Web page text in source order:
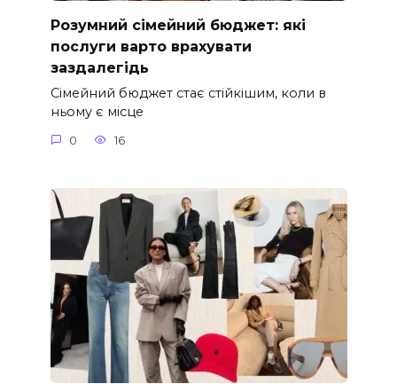
Розумний сімейний бюджет: які
послуги варто врахувати
заздалегідь
Сімейний бюджет стає стійкішим, коли в
ньому є місце
0 16